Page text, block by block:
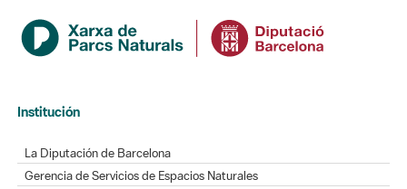
Institución
La Diputación de Barcelona
Gerencia de Servicios de Espacios Naturales